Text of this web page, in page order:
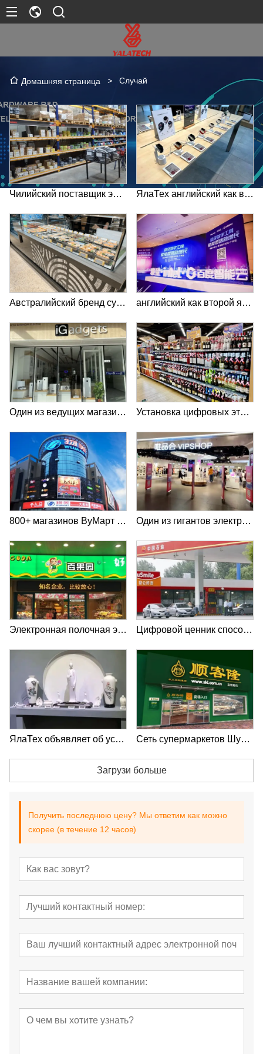
Домашняя страница > Случай
Чилийский поставщик энергетических решений ВИТЕЛ установил ЯлаТех английский как второй язык на своем складе ЯлаТех английский как второй язык используется во флагманских магазинах Хувэй в Великобритании
Австралийский бренд суши использует цифровые этикетки Ялатех в своих 100 магазинах английский как второй язык с кредитным подтверждением от Интел
Один из ведущих магазинов устройств для умного дома в Малайзии внедрил решение ЯлаТех английский как второй язык Установка цифровых этикеток на полках в 30+ супермаркетах Чжунбай
800+ магазинов ВуМарт Группа доверяют решению ЯлаТех английский как второй язык Один из гигантов электронной коммерции в Китае сотрудничает с ЯлаТех
Электронная полочная этикетка ЯлаТех сыграла ключевую роль в цифровизации магазина ПАГОДА Цифровой ценник способствует росту и повышению эффективности магазинов на АЗС
ЯлаТех объявляет об установке этикеток английский как второй язык в Международном выставочном центре керамики в Цзиндэчжэне Сеть супермаркетов Шункелонг добилась цифровизации магазина с помощью электронной полки Ялатек
Загрузи больше
Получить последнюю цену? Мы ответим как можно
скорее (в течение 12 часов)